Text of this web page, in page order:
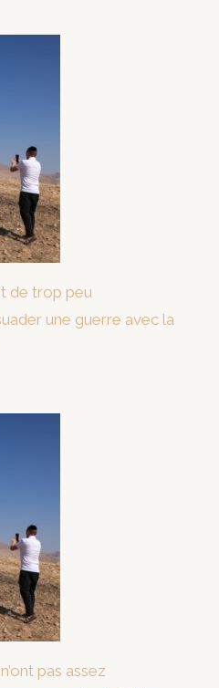
de trop peu
une guerre avec la
pas assez